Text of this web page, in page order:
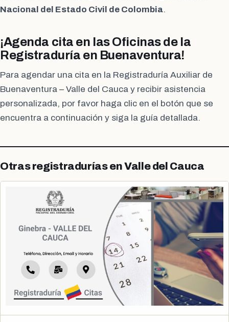
Nacional del Estado Civil de Colombia.
¡Agenda cita en las Oficinas de la
Registraduría en Buenaventura!
Para agendar una cita en la Registraduría Auxiliar de
Buenaventura – Valle del Cauca y recibir asistencia
personalizada, por favor haga clic en el botón que se
encuentra a continuación y siga la guía detallada.
Otras registradurías en Valle del Cauca